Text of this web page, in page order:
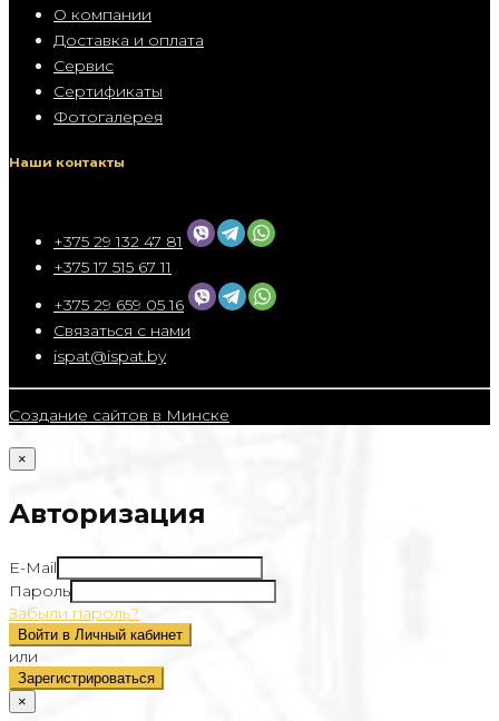
О компании
Доставка и оплата
Сервис
Сертификаты
Фотогалерея
Наши контакты
+375 29 132 47 81
+375 17 515 67 11
+375 29 659 05 16
Связаться с нами
ispat@ispat.by
Создание сайтов в Минске
×
Авторизация
E-Mail
Пароль
Забыли пароль?
Войти в Личный кабинет
или
Зарегистрироваться
×